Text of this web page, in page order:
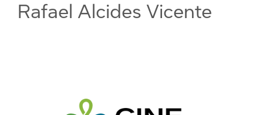
Rafael Alcides Vicente